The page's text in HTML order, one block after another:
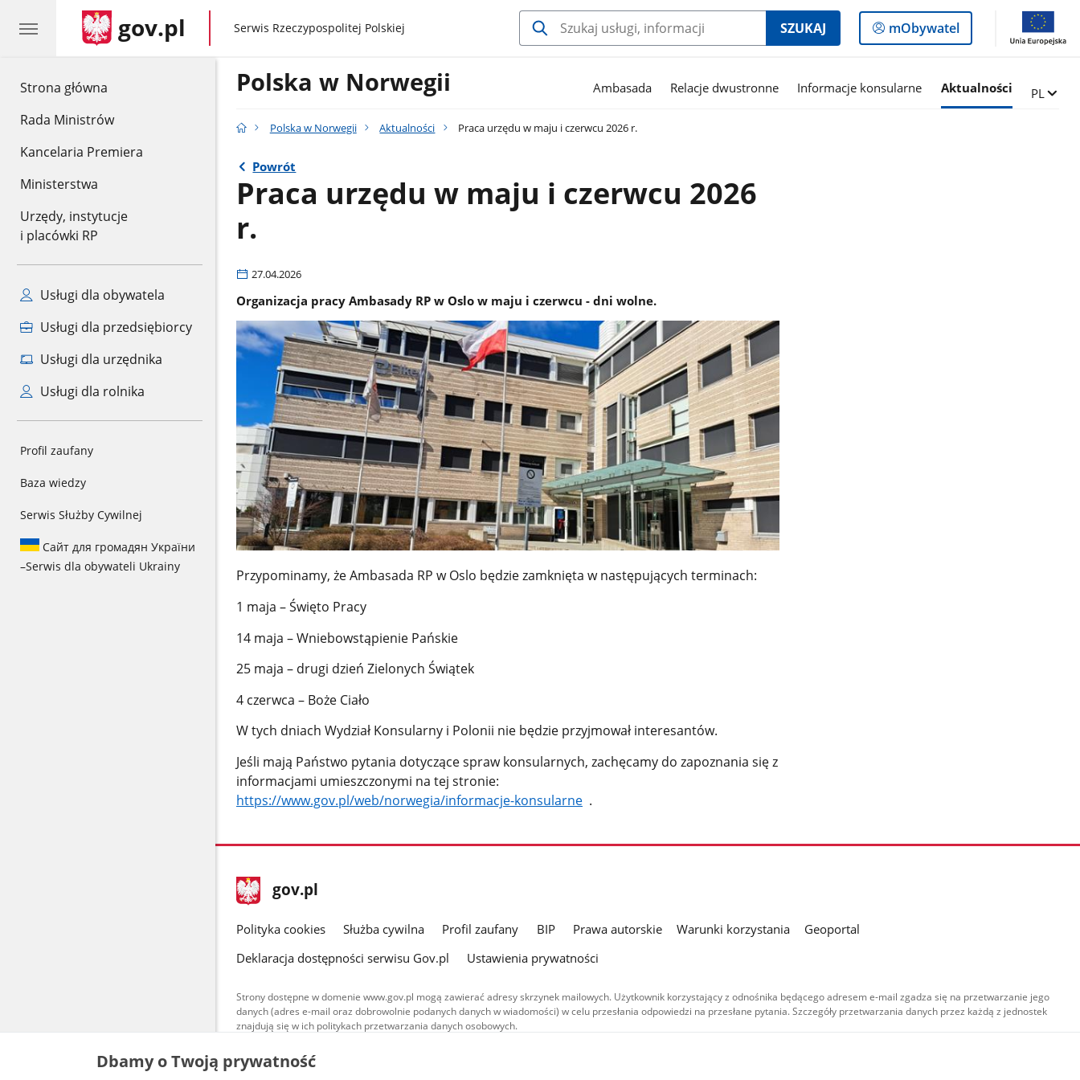
Strona główna
Rada Ministrów
Kancelaria Premiera
Ministerstwa
Urzędy, instytucje
i placówki RP
Usługi dla obywatela
Usługi dla przedsiębiorcy
Usługi dla urzędnika
Usługi dla rolnika
Profil zaufany
Baza wiedzy
Serwis Służby Cywilnej
Сайт для громадян України
–Serwis dla obywateli Ukrainy
gov.pl gov.pl
Serwis Rzeczypospolitej Polskiej SZUKAJ
Logowanie
do
mObywatel
Polska w Norwegii Ambasada Relacje dwustronne Informacje konsularne Aktualności Zmień
PL
Polska w Norwegii Aktualności Praca urzędu w maju i czerwcu 2026 r.
Powrót
Praca urzędu w maju i czerwcu 2026
r.
27.04.2026
Organizacja pracy Ambasady RP w Oslo w maju i czerwcu - dni wolne.
Przypominamy, że Ambasada RP w Oslo będzie zamknięta w następujących terminach:
1 maja – Święto Pracy
14 maja – Wniebowstąpienie Pańskie
25 maja – drugi dzień Zielonych Świątek
4 czerwca – Boże Ciało
W tych dniach Wydział Konsularny i Polonii nie będzie przyjmował interesantów.
Jeśli mają Państwo pytania dotyczące spraw konsularnych, zachęcamy do zapoznania się z
informacjami umieszczonymi na tej stronie:
https://www.gov.pl/web/norwegia/informacje-konsularne.
stopka
gov.pl Strona
gov.pl
gov.pl
Polityka cookies Służba cywilna Profil zaufany BIP Prawa autorskie Warunki korzystania
Geoportal
Deklaracja dostępności serwisu Gov.pl
Ustawienia prywatności
Strony dostępne w domenie www.gov.pl mogą zawierać adresy skrzynek mailowych. Użytkownik korzystający z odnośnika będącego adresem e-mail zgadza się na przetwarzanie jego
danych (adres e-mail oraz dobrowolnie podanych danych w wiadomości) w celu przesłania odpowiedzi na przesłane pytania. Szczegóły przetwarzania danych przez każdą z jednostek
znajdują się w ich politykach przetwarzania danych osobowych.
Treści tekstowe publikowane w serwisie (z wyłączeniem treści audiowizualnych), są
udostępniane na licencji typu Creative Commons: uznanie autorstwa - na tych samych
Dbamy o Twoją prywatność